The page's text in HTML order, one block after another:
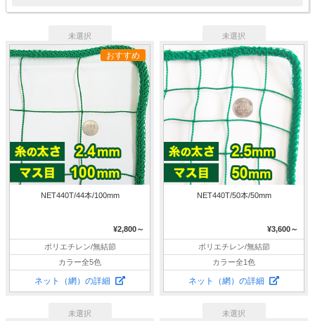
おすすめ
NET440T/44本/100mm
¥2,800～
ポリエチレン/無結節
カラー全5色
ネット（網）の詳細
NET440T/50本/50mm
¥3,600～
ポリエチレン/無結節
カラー全1色
ネット（網）の詳細